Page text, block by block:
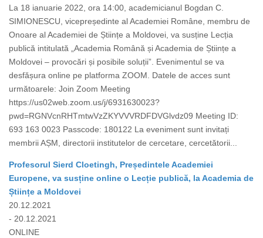
La 18 ianuarie 2022, ora 14:00, academicianul Bogdan C.
SIMIONESCU, vicepreședinte al Academiei Române, membru de
Onoare al Academiei de Științe a Moldovei, va susține Lecția
publică intitulată „Academia Română și Academia de Științe a
Moldovei – provocări și posibile soluții”. Evenimentul se va
desfășura online pe platforma ZOOM. Datele de acces sunt
următoarele: Join Zoom Meeting
https://us02web.zoom.us/j/6931630023?
pwd=RGNVcnRHTmtwVzZKYVVVRDFDVGlvdz09 Meeting ID:
693 163 0023 Passcode: 180122 La eveniment sunt invitați
membrii AȘM, directorii institutelor de cercetare, cercetătorii...
Profesorul Sierd Cloetingh, Președintele Academiei
Europene, va susține online o Lecție publică, la Academia de
Științe a Moldovei
20.12.2021
- 20.12.2021
ONLINE